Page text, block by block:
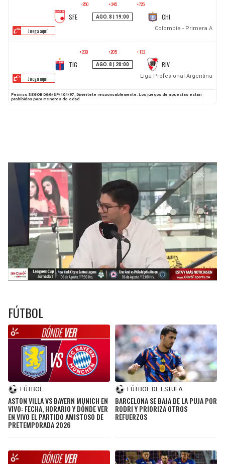
FÚTBOL
FÚTBOL
ASTON VILLA VS BAYERN MUNICH EN
VIVO: FECHA, HORARIO Y DÓNDE VER
EN VIVO EL PARTIDO AMISTOSO DE
PRETEMPORADA 2026
FÚTBOL DE ESTUFA
BARCELONA SE BAJA DE LA PUJA POR
RODRI Y PRIORIZA OTROS
REFUERZOS